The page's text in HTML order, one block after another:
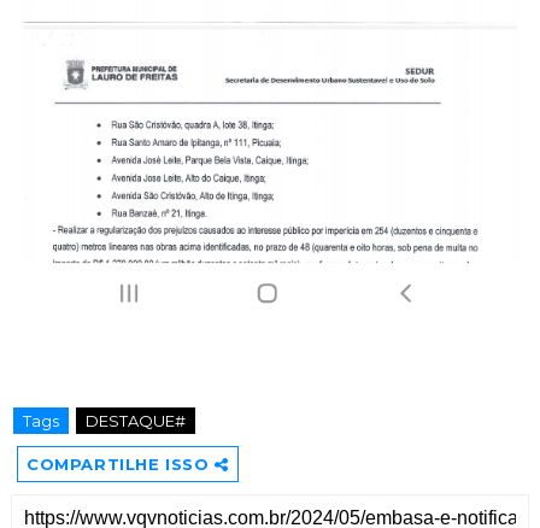
Tags DESTAQUE#
COMPARTILHE ISSO